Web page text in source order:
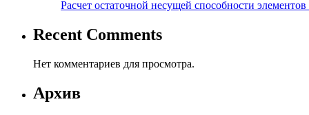
Расчет остаточной несущей способности
Recent Comments
Нет комментариев для просмотра.
Архив